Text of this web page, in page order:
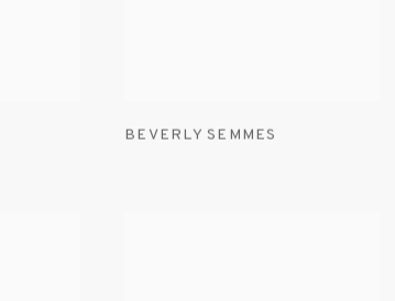
BEVERLY SEMMES